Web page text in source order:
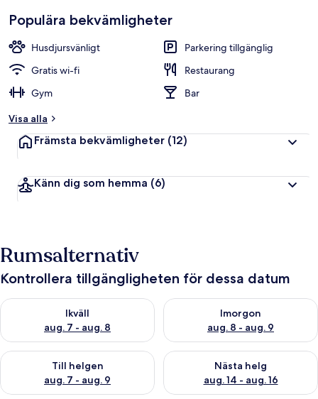
Populära bekvämligheter
Husdjursvänligt
Parkering tillgänglig
Gratis wi-fi
Restaurang
Gym
Bar
Visa alla
Främsta bekvämligheter (12)
Känn dig som hemma (6)
Rumsalternativ
Kontrollera tillgängligheten för dessa datum
Ikväll
aug. 7 - aug. 8
Kontrollera tillgängligheten för ikväll aug. 7 - aug. 8
Imorgon
aug. 8 - aug. 9
Kontrollera tillgängligheten
Till helgen
aug. 7 - aug. 9
Kontrollera tillgängligheten för den här helgen aug. 7 - aug. 9
Nästa helg
aug. 14 - aug. 16
Kontrollera tillgängligheten